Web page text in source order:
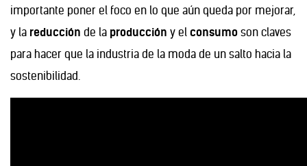
importante poner el foco en lo que aún queda por mejorar,
y la reducción de la producción y el consumo son claves
para hacer que la industria de la moda de un salto hacia la
sostenibilidad.